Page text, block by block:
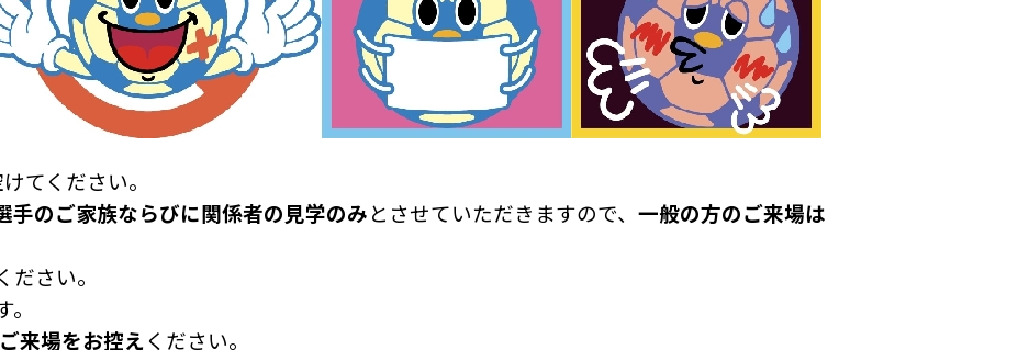
てください。
手のご家族ならびに関係者の見学のみとさせていただきますので、 一般の方のご来場は
ださい。
ご来場をお控え ください。